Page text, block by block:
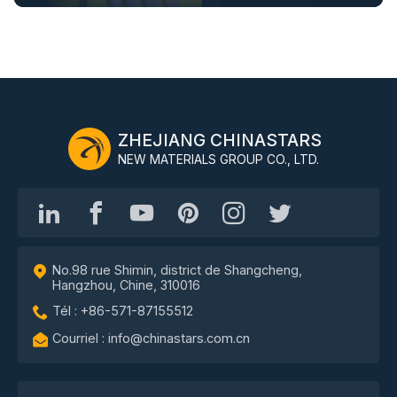
ZHEJIANG CHINASTARS
NEW MATERIALS GROUP CO., LTD.
No.98 rue Shimin, district de Shangcheng,
Hangzhou, Chine, 310016
Tél : +86-571-87155512
Courriel : info@chinastars.com.cn